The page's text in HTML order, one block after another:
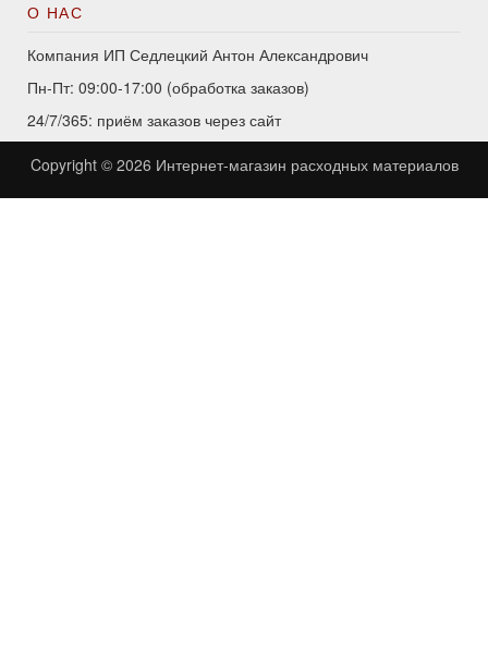
О НАС
Компания ИП Седлецкий Антон Александрович
Пн-Пт: 09:00-17:00 (обработка заказов)
24/7/365: приём заказов через сайт
Copyright © 2026 Интернет-магазин расходных материалов